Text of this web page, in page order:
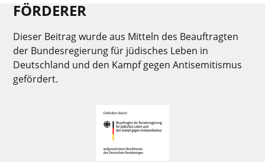
FÖRDERER
Dieser Beitrag wurde aus Mitteln des Beauftragten
der Bundesregierung für jüdisches Leben in
Deutschland und den Kampf gegen Antisemitismus
gefördert.